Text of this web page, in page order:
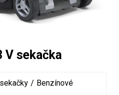
V sekačka
Benzínové